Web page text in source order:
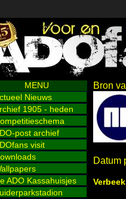
MENU
Nieuws
1905 - heden
post archief
visit
ADO Kassahuisjes
Bron
Datum